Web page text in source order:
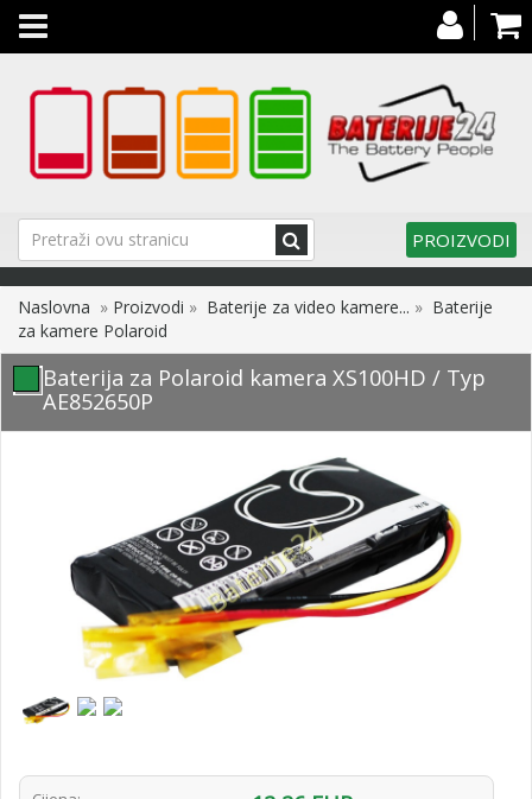
Toggle
navigation
PROIZVODI
Naslovna » Proizvodi » Baterije za video kamere... » Baterije
za kamere Polaroid
Baterija za Polaroid kamera XS100HD / Typ
AE852650P